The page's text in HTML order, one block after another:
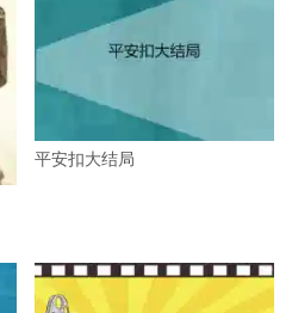
平安扣大结局